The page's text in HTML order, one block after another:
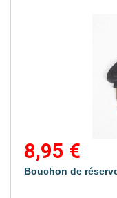
8,95 €
Bouchon de